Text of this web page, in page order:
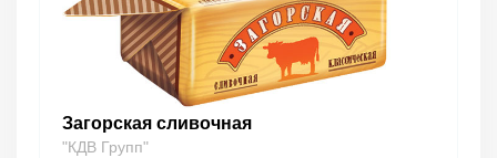
Загорская сливочная
"КДВ Групп"